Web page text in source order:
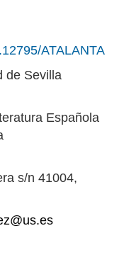
ATALANTA
de Sevilla
Española
s/n 41004,